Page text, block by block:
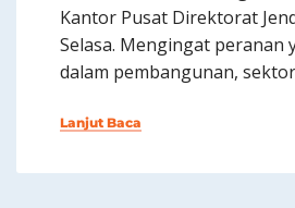
Kantor Pusat Direktorat
Selasa. Mengingat peranan
dalam pembangunan,
Lanjut Baca